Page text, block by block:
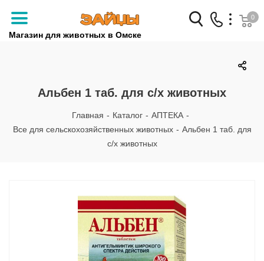
Магазин для животных в Омске
Заказать звонок
+7 (3812) 79-04-04
+7 (950) 959-88-32
0
Альбен 1 таб. для с/х животных
Главная - Каталог - АПТЕКА -
Все для сельскохозяйственных животных - Альбен 1 таб. для
с/х животных